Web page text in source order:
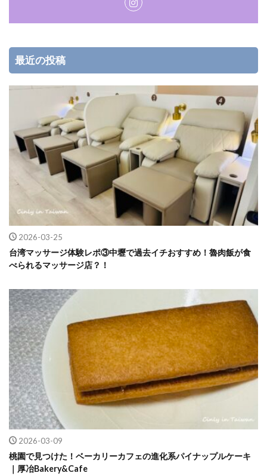
最近の投稿
2026-03-25
台湾マッサージ体験レポ③中壢で過去イチおすすめ！魯肉飯が食
べられるマッサージ店？！
2026-03-09
桃園で見つけた！ベーカリーカフェの進化系パイナップルケーキ
｜厚冶Bakery&Cafe